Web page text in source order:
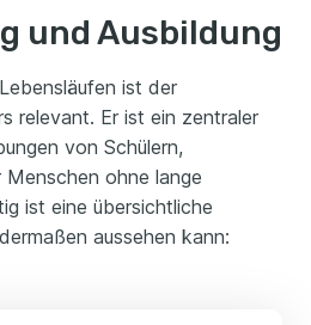
und Ausbildung
ist der
relevant. Er ist ein zentraler
von Schülern,
ohne lange
ist eine übersichtliche
aussehen kann: